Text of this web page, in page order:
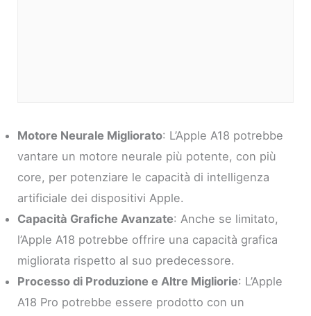
Motore Neurale Migliorato: L’Apple A18 potrebbe
vantare un motore neurale più potente, con più
core, per potenziare le capacità di intelligenza
artificiale dei dispositivi Apple.
Capacità Grafiche Avanzate: Anche se limitato,
l’Apple A18 potrebbe offrire una capacità grafica
migliorata rispetto al suo predecessore.
Processo di Produzione e Altre Migliorie: L’Apple
A18 Pro potrebbe essere prodotto con un